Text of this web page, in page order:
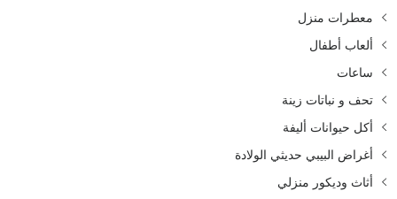
معطرات منزل
ألعاب أطفال
ساعات
تحف و نباتات زينة
أكل حيوانات أليفة
أغراض البيبي حديثي الولادة
أثاث وديكور منزلي